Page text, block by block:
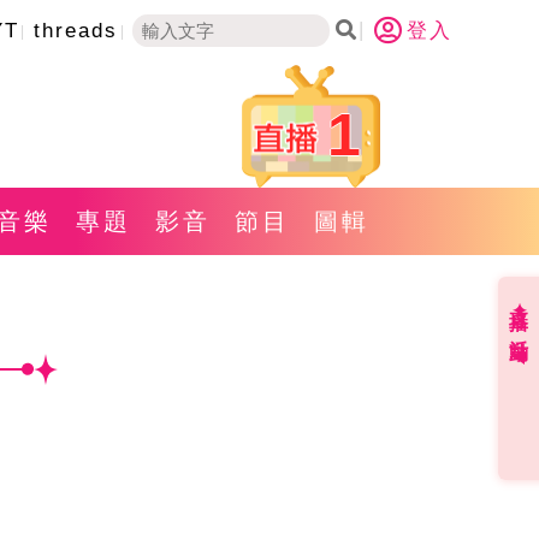
threads 登入
1
樂 專題 影音 節目 圖輯
直播✦活動